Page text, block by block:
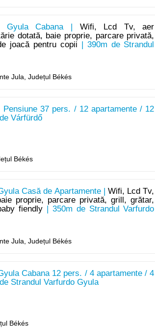
Gyula Cabana | Wifi, Lcd Tv, aer
dotată, baie proprie, parcare privată,
joacă pentru copii | 390m de Strandul
Jula, Județul Békés
Pensiune 37 pers. / 12 apartamente / 12
Várfürdő
Békés
Casă de Apartamente |Wifi, Lcd Tv,
proprie, parcare privată, grill, grătar,
fiendly | 350m de Strandul Varfurdo
Jula, Județul Békés
Cabana 12 pers. / 4 apartamente / 4
Strandul Varfurdo Gyula
Békés